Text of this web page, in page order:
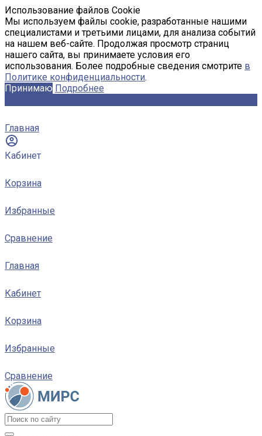
Использование файлов Cookie
Мы используем файлы cookie, разработанные нашими
специалистами и третьими лицами, для анализа событий
на нашем веб-сайте. Продолжая просмотр страниц
нашего сайта, вы принимаете условия его
использования. Более подробные сведения смотрите в
Политике конфиденциальности.
Принимаю Подробнее
Главная
Кабинет
Корзина
Избранные
Сравнение
Главная
Кабинет
Корзина
Избранные
Сравнение